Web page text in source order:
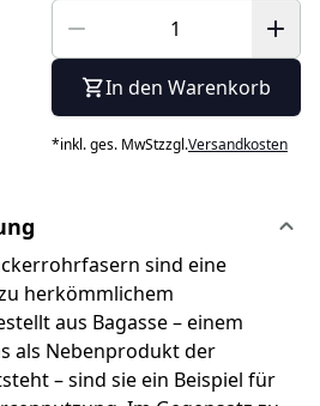
In den Warenkorb
*inkl. ges. MwStzzgl.Versandkosten
sind eine
herkömmlichem
aus Bagasse – einem
als Nebenprodukt der
– sind sie ein Beispiel für